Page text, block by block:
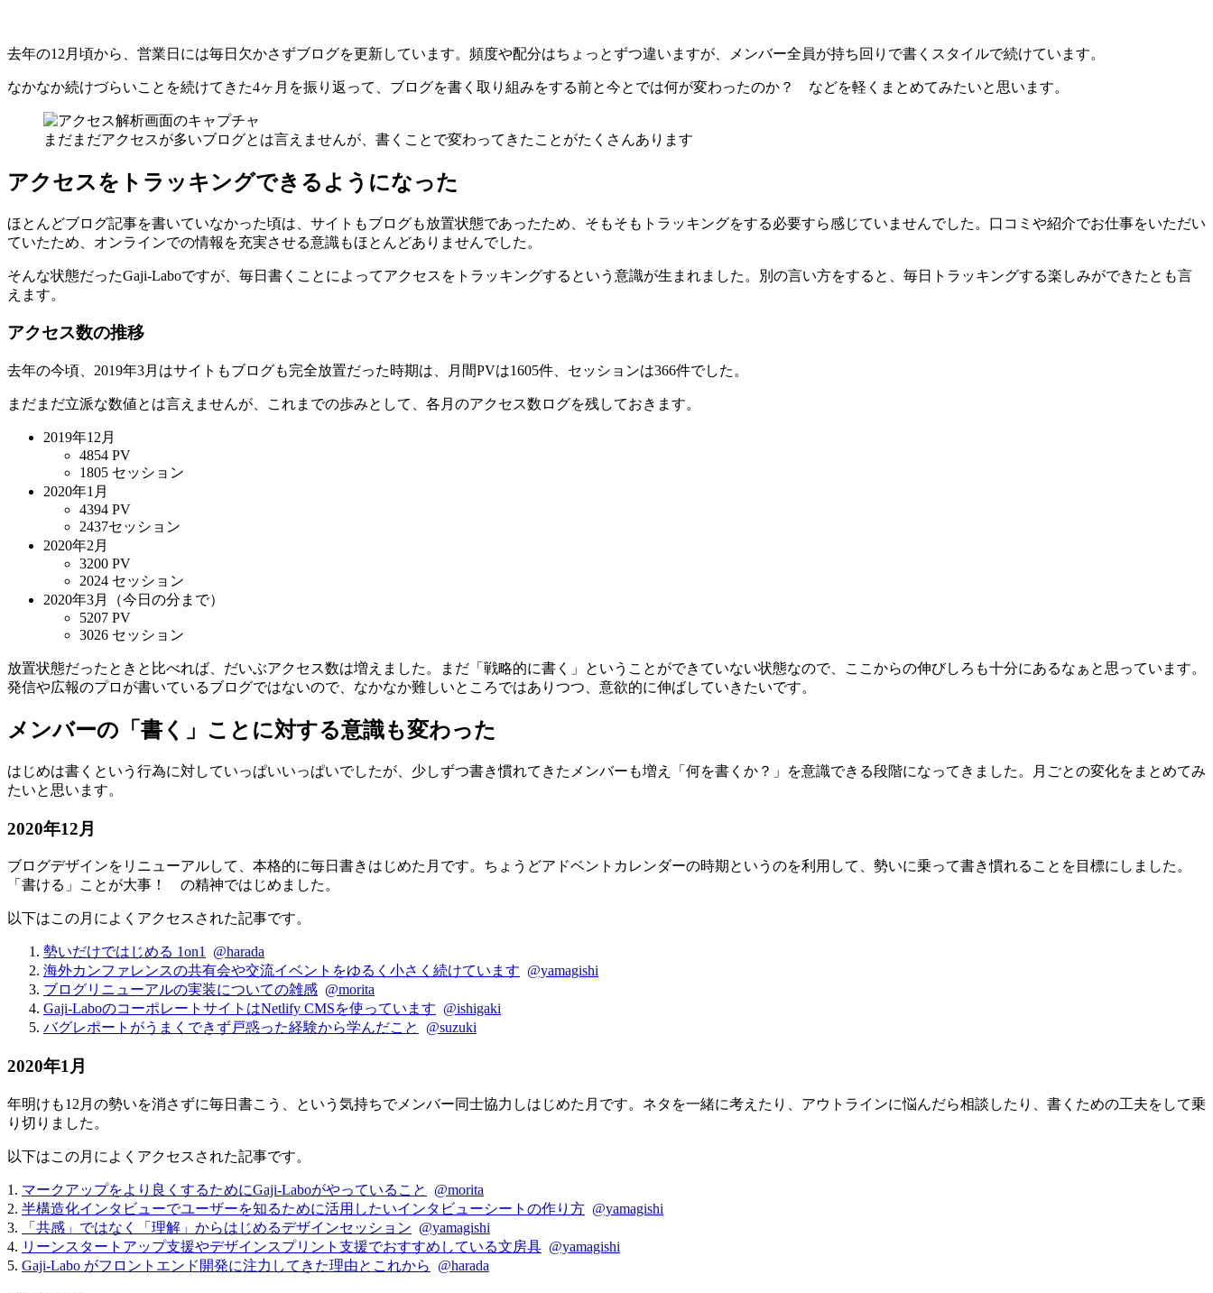
去年の12月頃から、営業日には毎日欠かさずブログを更新しています。頻度や配分はちょっとずつ違いますが、メンバー全員が持ち回りで書くスタイルで続けています。
なかなか続けづらいことを続けてきた4ヶ月を振り返って、ブログを書く取り組みをする前と今とでは何が変わったのか？ などを軽くまとめてみたいと思います。
まだまだアクセスが多いブログとは言えませんが、書くことで変わってきたことがたくさんあります
アクセスをトラッキングできるようになった
ほとんどブログ記事を書いていなかった頃は、サイトもブログも放置状態であったため、そもそもトラッキングをする必要すら感じていませんでした。口コミや紹介でお仕事をいただい
ていたため、オンラインでの情報を充実させる意識もほとんどありませんでした。
そんな状態だったGaji-Laboですが、毎日書くことによってアクセスをトラッキングするという意識が生まれました。別の言い方をすると、毎日トラッキングする楽しみができたとも言
えます。
アクセス数の推移
去年の今頃、2019年3月はサイトもブログも完全放置だった時期は、月間PVは1605件、セッションは366件でした。
まだまだ立派な数値とは言えませんが、これまでの歩みとして、各月のアクセス数ログを残しておきます。
2019年12月
4854 PV
1805 セッション
2020年1月
4394 PV
2437セッション
2020年2月
3200 PV
2024 セッション
2020年3月（今日の分まで）
5207 PV
3026 セッション
放置状態だったときと比べれば、だいぶアクセス数は増えました。まだ「戦略的に書く」ということができていない状態なので、ここからの伸びしろも十分にあるなぁと思っています。
発信や広報のプロが書いているブログではないので、なかなか難しいところではありつつ、意欲的に伸ばしていきたいです。
メンバーの「書く」ことに対する意識も変わった
はじめは書くという行為に対していっぱいいっぱいでしたが、少しずつ書き慣れてきたメンバーも増え「何を書くか？」を意識できる段階になってきました。月ごとの変化をまとめてみ
たいと思います。
2020年12月
ブログデザインをリニューアルして、本格的に毎日書きはじめた月です。ちょうどアドベントカレンダーの時期というのを利用して、勢いに乗って書き慣れることを目標にしました。
「書ける」ことが大事！ の精神ではじめました。
以下はこの月によくアクセスされた記事です。
勢いだけではじめる 1on1
@harada
海外カンファレンスの共有会や交流イベントをゆるく小さく続けています @yamagishi
ブログリニューアルの実装についての雑感 @morita
Gaji-LaboのコーポレートサイトはNetlify CMSを使っています @ishigaki
バグレポートがうまくできず戸惑った経験から学んだこと
@suzuki
2020年1月
年明けも12月の勢いを消さずに毎日書こう、という気持ちでメンバー同士協力しはじめた月です。ネタを一緒に考えたり、アウトラインに悩んだら相談したり、書くための工夫をして乗
り切りました。
以下はこの月によくアクセスされた記事です。
1. マークアップをより良くするためにGaji-Laboがやっていること
@morita
2. 半構造化インタビューでユーザーを知るために活用したいインタビューシートの作り方 @yamagishi
3.
「共感」ではなく「理解」からはじめるデザインセッション @yamagishi
4. リーンスタートアップ支援やデザインスプリント支援でおすすめしている文房具 @yamagishi
5. Gaji-Labo がフロントエンド開発に注力してきた理由とこれから @harada